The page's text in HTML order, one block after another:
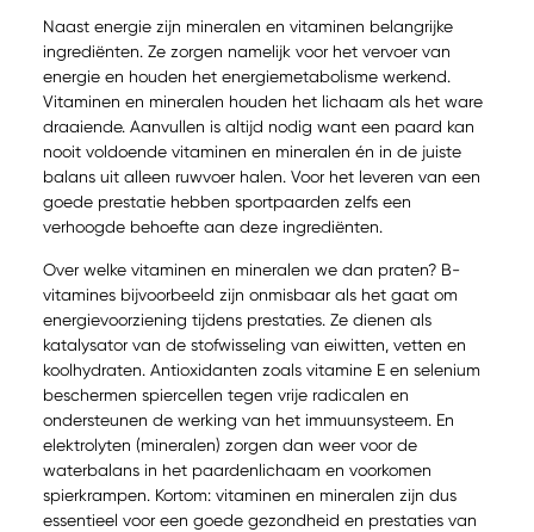
Naast energie zijn mineralen en vitaminen belangrijke
ingrediënten. Ze zorgen namelijk voor het vervoer van
energie en houden het energiemetabolisme werkend.
Vitaminen en mineralen houden het lichaam als het ware
draaiende. Aanvullen is altijd nodig want een paard kan
nooit voldoende vitaminen en mineralen én in de juiste
balans uit alleen ruwvoer halen. Voor het leveren van een
goede prestatie hebben sportpaarden zelfs een
verhoogde behoefte aan deze ingrediënten.
Over welke vitaminen en mineralen we dan praten? B-
vitamines bijvoorbeeld zijn onmisbaar als het gaat om
energievoorziening tijdens prestaties. Ze dienen als
katalysator van de stofwisseling van eiwitten, vetten en
koolhydraten. Antioxidanten zoals vitamine E en selenium
beschermen spiercellen tegen vrije radicalen en
ondersteunen de werking van het immuunsysteem. En
elektrolyten (mineralen) zorgen dan weer voor de
waterbalans in het paardenlichaam en voorkomen
spierkrampen. Kortom: vitaminen en mineralen zijn dus
essentieel voor een goede gezondheid en prestaties van